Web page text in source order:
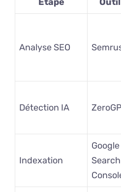
Analyse SEO
Détection IA
Indexation
Google
Search